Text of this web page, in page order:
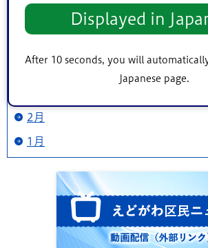
Displayed in
After 10 seconds, you will
Japanese page.
2月
1月